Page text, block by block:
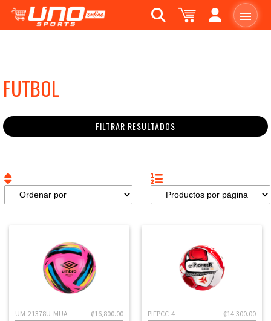
FUTBOL
FILTRAR RESULTADOS
₡16,800.00
UM-21378U-MUA ₡14,300.00
PIFPCC-4